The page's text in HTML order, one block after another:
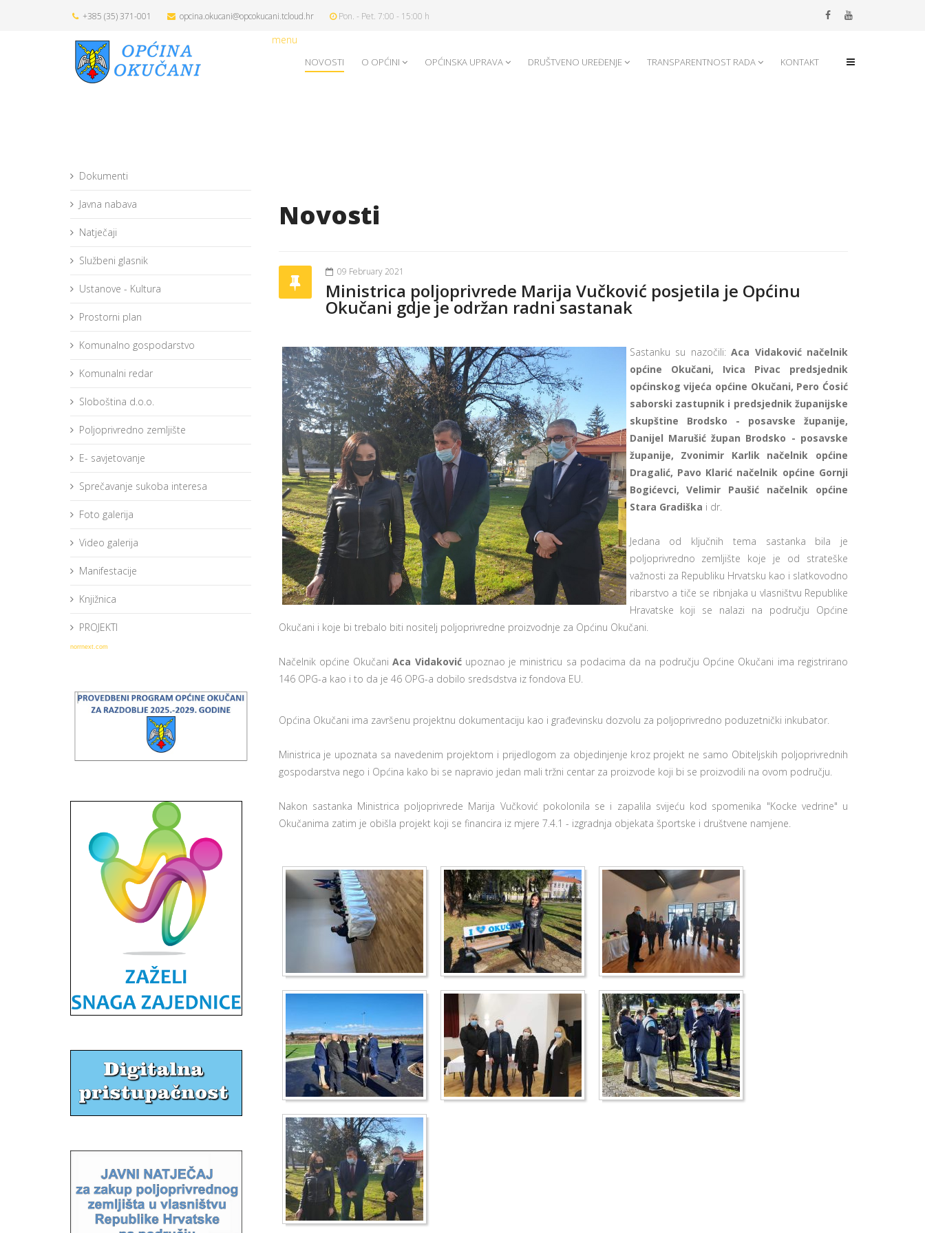
+385 (35) 371-001 opcina.okucani@opcokucani.tcloud.hr Pon. - Pet. 7:00 - 15:00 h
menu
NOVOSTI O OPĆINI OPĆINSKA UPRAVA DRUŠTVENO UREĐENJE TRANSPARENTNOST RADA KONTAKT
Dokumenti
Javna nabava
Natječaji
Službeni glasnik
Ustanove - Kultura
Prostorni plan
Komunalno gospodarstvo
Komunalni redar
Sloboština d.o.o.
Poljoprivredno zemljište
E- savjetovanje
Sprečavanje sukoba interesa
Foto galerija
Video galerija
Manifestacije
Knjižnica
PROJEKTI
norrnext.com
Novosti
09 February 2021
Ministrica poljoprivrede Marija Vučković posjetila je Općinu
Okučani gdje je održan radni sastanak
Sastanku su nazočili: Aca Vidaković načelnik
općine Okučani, Ivica Pivac predsjednik
općinskog vijeća općine Okučani, Pero Ćosić
saborski zastupnik i predsjednik županijske
skupštine Brodsko - posavske županije,
Danijel Marušić župan Brodsko - posavske
županije, Zvonimir Karlik načelnik općine
Dragalić, Pavo Klarić načelnik općine Gornji
Bogićevci, Velimir Paušić načelnik općine
Stara Gradiška i dr.
Jedana od ključnih tema sastanka bila je
poljoprivredno zemljište koje je od strateške
važnosti za Republiku Hrvatsku kao i slatkovodno
ribarstvo a tiče se ribnjaka u vlasništvu Republike
Hravatske koji se nalazi na području Općine
Okučani i koje bi trebalo biti nositelj poljoprivredne proizvodnje za Općinu Okučani.
Načelnik općine OkučaniAca Vidakovićupoznao je ministricu sa podacima da na području Općine Okučani ima registrirano
146 OPG-a kao i to da je 46 OPG-a dobilo sredsdstva iz fondova EU.
Općina Okučani ima završenu projektnu dokumentaciju kao i građevinsku dozvolu za poljoprivredno poduzetnički inkubator.
Ministrica je upoznata sa navedenim projektom i prijedlogom za objedinjenje kroz projekt ne samo Obiteljskih poljoprivrednih
gospodarstva nego i Općina kako bi se napravio jedan mali tržni centar za proizvode koji bi se proizvodili na ovom području.
Nakon sastanka Ministrica poljoprivrede Marija Vučković pokolonila se i zapalila svijeću kod spomenika "Kocke vedrine" u
Okučanima zatim je obišla projekt koji se financira iz mjere 7.4.1 - izgradnja objekata športske i društvene namjene.